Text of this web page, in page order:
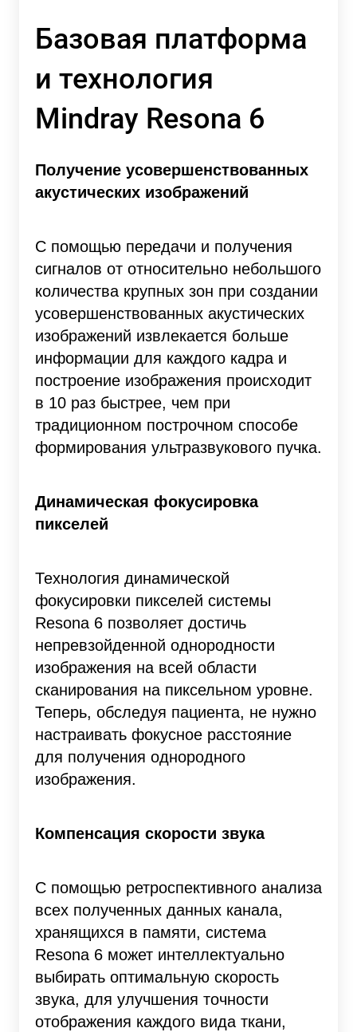
Базовая платформа
и технология
Mindray Resona 6
Получение усовершенствованных
акустических изображений
С помощью передачи и получения
сигналов от относительно небольшого
количества крупных зон при создании
усовершенствованных акустических
изображений извлекается больше
информации для каждого кадра и
построение изображения происходит
в 10 раз быстрее, чем при
традиционном построчном способе
формирования ультразвукового пучка.
Динамическая фокусировка
пикселей
Технология динамической
фокусировки пикселей системы
Resona 6 позволяет достичь
непревзойденной однородности
изображения на всей области
сканирования на пиксельном уровне.
Теперь, обследуя пациента, не нужно
настраивать фокусное расстояние
для получения однородного
изображения.
Компенсация скорости звука
С помощью ретроспективного анализа
всех полученных данных канала,
хранящихся в памяти, система
Resona 6 может интеллектуально
выбирать оптимальную скорость
звука, для улучшения точности
отображения каждого вида ткани,